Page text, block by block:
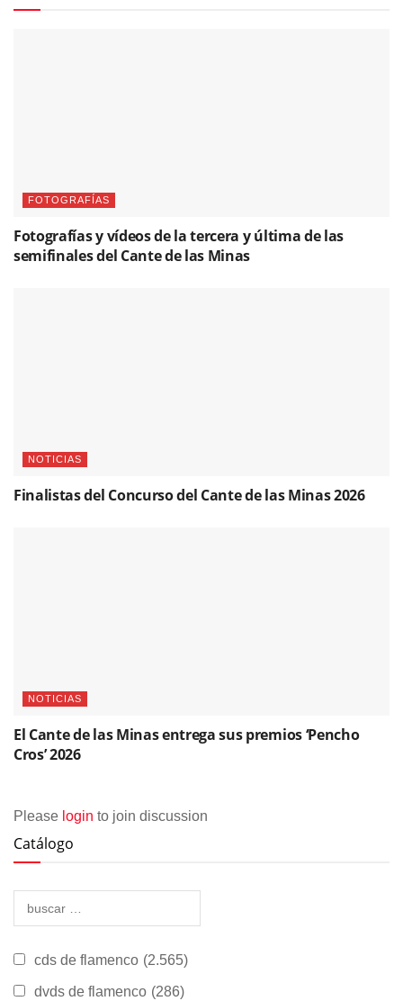
FOTOGRAFÍAS
Fotografías y vídeos de la tercera y última de las
semifinales del Cante de las Minas
NOTICIAS
Finalistas del Concurso del Cante de las Minas 2026
NOTICIAS
El Cante de las Minas entrega sus premios ‘Pencho
Cros’ 2026
Please login to join discussion
Catálogo
cds de flamenco (2.565)
dvds de flamenco (286)